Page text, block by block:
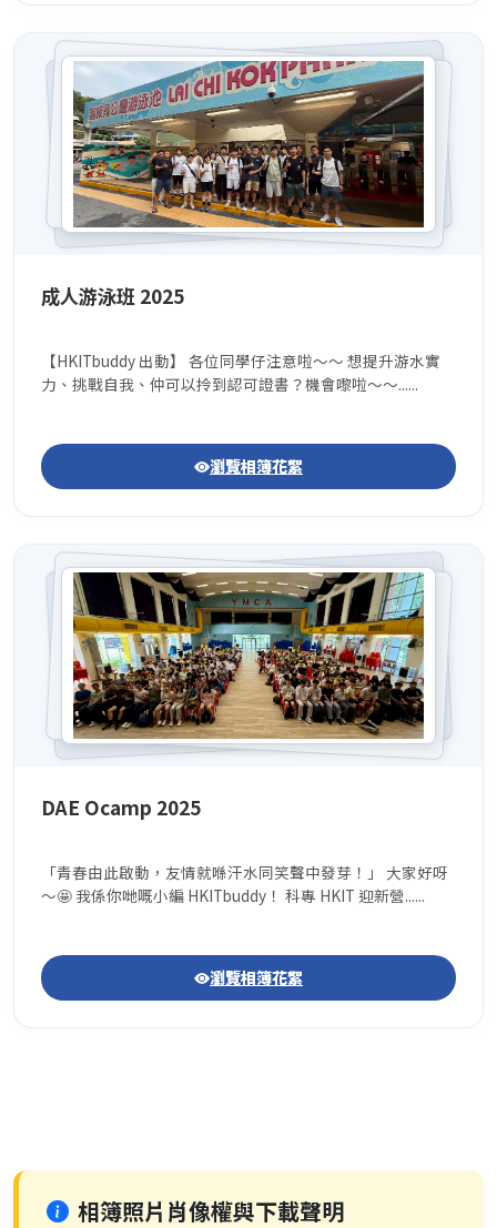
成人游泳班 2025
【HKITbuddy 出動】 各位同學仔注意啦～～ 想提升游水實
力、挑戰自我、仲可以拎到認可證書？機會嚟啦～～......
瀏覽相簿花絮
DAE Ocamp 2025
「青春由此啟動，友情就喺汗水同笑聲中發芽！」 大家好呀
～🤩 我係你哋嘅小編 HKITbuddy！ 科專 HKIT 迎新營......
瀏覽相簿花絮
相簿照片肖像權與下載聲明